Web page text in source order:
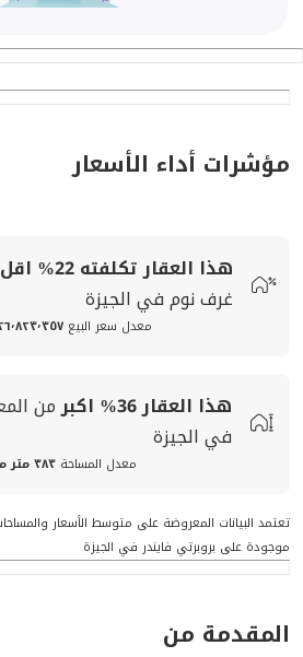
مؤشرات أداء الأسعار
هذا العقار تكلفته22% اقل
غرف نوم في الجيزة
معدل سعر البيع ٢٦٬٨٢٣٬٣٥٧
هذا العقار36% اكبرمن
في الجيزة
معدل المساحة ٣٨٣ متر مربع
تعتمد البيانات المعروضة على متوسط الأسعار
موجودة على بروبرتي فايندر في الجيزة
المقدمة من